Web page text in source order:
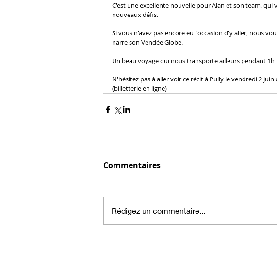
C'est une excellente nouvelle pour Alan et son team,
nouveaux défis.
Si vous n'avez pas encore eu l'occasion d'y aller, nous
narre son Vendée Globe.
Un beau voyage qui nous transporte ailleurs pendant 1h !
N'hésitez pas à aller voir ce récit à Pully le vendredi 2 juin
(billetterie en ligne)
Commentaires
Rédigez un commentaire...